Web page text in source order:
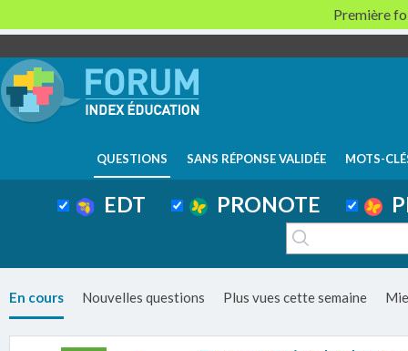
QUESTIONS SANS RÉPONSE VALIDÉE MOTS-
EDT PRONOTE
En cours Nouvelles questions Plus vues cette semaine
Première